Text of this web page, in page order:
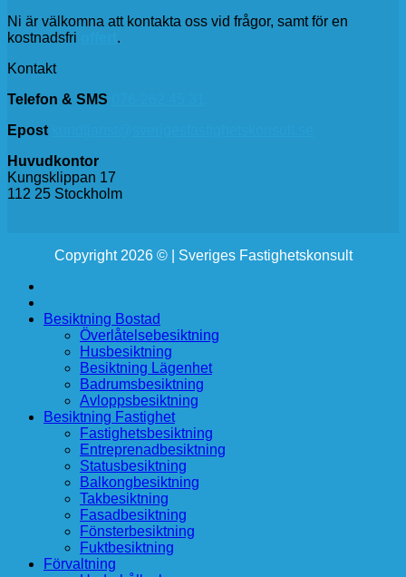
Ni är välkomna att kontakta oss vid frågor, samt för en
kostnadsfri
.
Kontakt
Telefon & SMS
Epost
Huvudkontor
Kungsklippan 17
112 25 Stockholm
Copyright 2026 © | Sveriges Fastighetskonsult
Besiktning Bostad
Överlåtelsebesiktning
Husbesiktning
Besiktning Lägenhet
Badrumsbesiktning
Avloppsbesiktning
Besiktning Fastighet
Fastighetsbesiktning
Entreprenadbesiktning
Statusbesiktning
Balkongbesiktning
Takbesiktning
Fasadbesiktning
Fönsterbesiktning
Fuktbesiktning
Förvaltning